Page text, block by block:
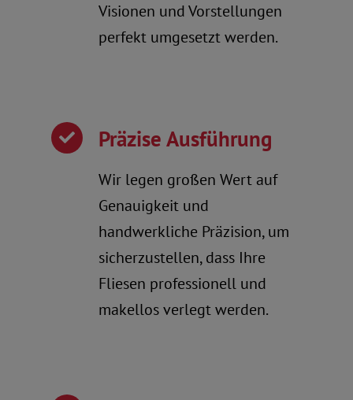
Visionen und Vorstellungen
perfekt umgesetzt werden.
Präzise Ausführung
Wir legen großen Wert auf
Genauigkeit und
handwerkliche Präzision, um
sicherzustellen, dass Ihre
Fliesen professionell und
makellos verlegt werden.